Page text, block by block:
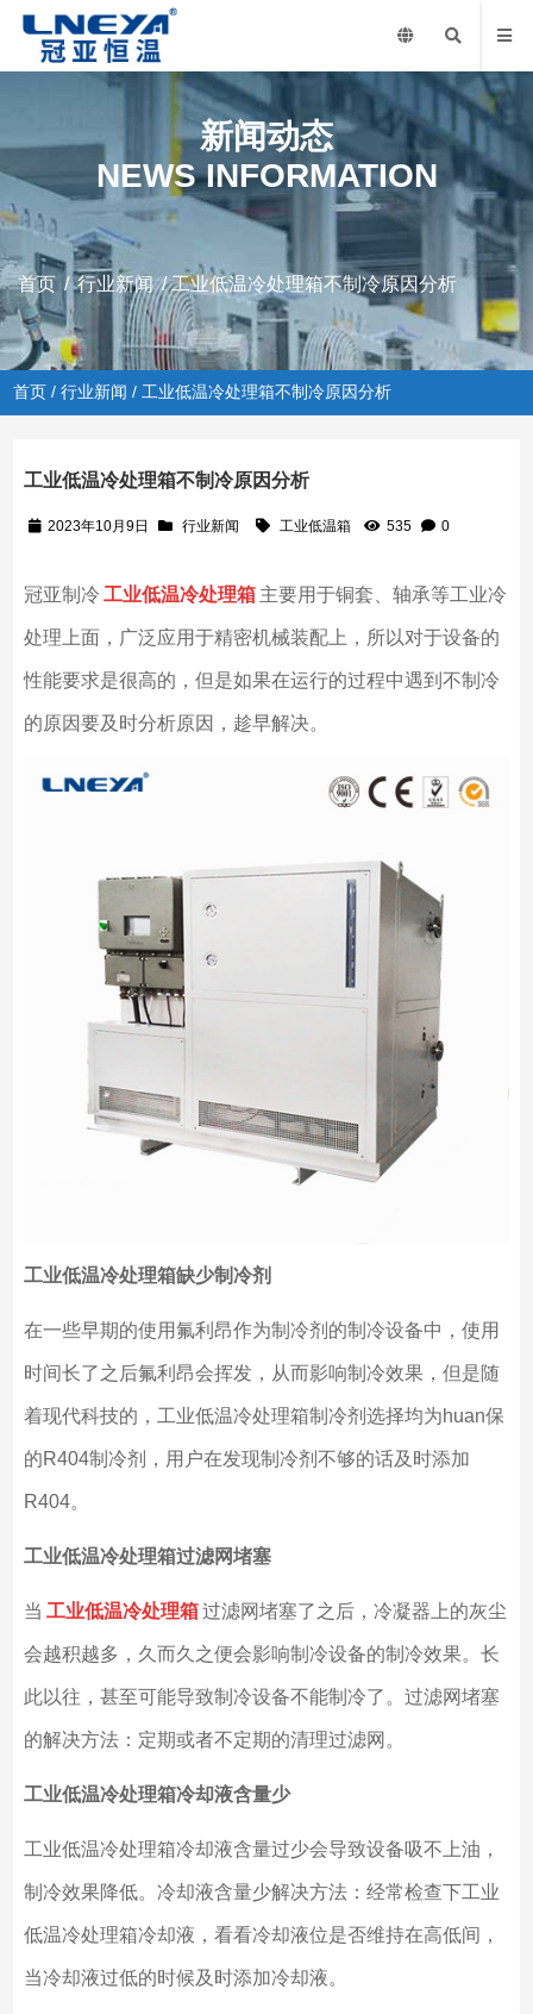
新闻动态
NEWS INFORMATION
首页 /行业新闻/ 工业低温冷处理箱不制冷原因分析
首页 /行业新闻 / 工业低温冷处理箱不制冷原因分析
工业低温冷处理箱不制冷原因分析
2023年10月9日 行业新闻 工业低温箱 535 0
冠亚制冷 工业低温冷处理箱 主要用于铜套、轴承等工业冷
处理上面，广泛应用于精密机械装配上，所以对于设备的
性能要求是很高的，但是如果在运行的过程中遇到不制冷
的原因要及时分析原因，趁早解决。
工业低温冷处理箱缺少制冷剂
在一些早期的使用氟利昂作为制冷剂的制冷设备中，使用
时间长了之后氟利昂会挥发，从而影响制冷效果，但是随
着现代科技的，工业低温冷处理箱制冷剂选择均为huan保
的R404制冷剂，用户在发现制冷剂不够的话及时添加
R404。
工业低温冷处理箱过滤网堵塞
当 工业低温冷处理箱过滤网堵塞了之后，冷凝器上的灰尘
会越积越多，久而久之便会影响制冷设备的制冷效果。长
此以往，甚至可能导致制冷设备不能制冷了。过滤网堵塞
的解决方法：定期或者不定期的清理过滤网。
工业低温冷处理箱冷却液含量少
工业低温冷处理箱冷却液含量过少会导致设备吸不上油，
制冷效果降低。冷却液含量少解决方法：经常检查下工业
低温冷处理箱冷却液，看看冷却液位是否维持在高低间，
当冷却液过低的时候及时添加冷却液。